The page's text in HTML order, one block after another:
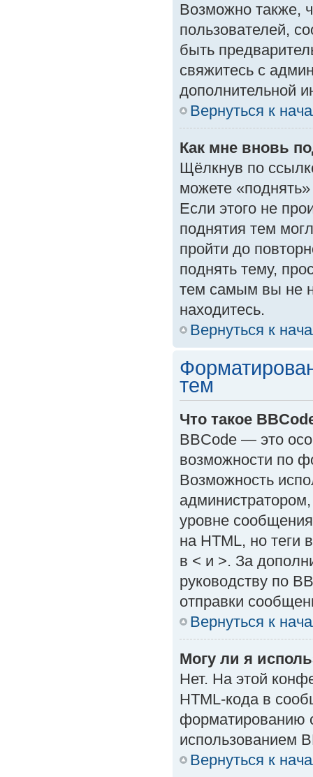
Возможно также,
пользователей,
быть
свяжитесь с
дополнительной
Вернуться к
Как мне вновь
Щёлкнув по
можете
Если этого не
поднятия тем
пройти до
поднять тему,
тем самым вы не
находитесь.
Вернуться к
тем
Что такое
BBCode — это
возможности по
Возможность
уровне
на HTML, но теги
в < и >. За
руководству по
отправки
Вернуться к
Могу ли я
Нет. На этой
HTML-кода в
форматированию
использованием
Вернуться к